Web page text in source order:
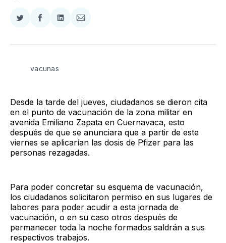
Compartir
Twitter
Compartir
Facebook
Compartir
LinkedIn
Compartir
Email
vacunas
Desde la tarde del jueves, ciudadanos se dieron cita
en el punto de vacunación de la zona militar en
avenida Emiliano Zapata en Cuernavaca, esto
después de que se anunciara que a partir de este
viernes se aplicarían las dosis de Pfizer para las
personas rezagadas.
Para poder concretar su esquema de vacunación,
los ciudadanos solicitaron permiso en sus lugares de
labores para poder acudir a esta jornada de
vacunación, o en su caso otros después de
permanecer toda la noche formados saldrán a sus
respectivos trabajos.